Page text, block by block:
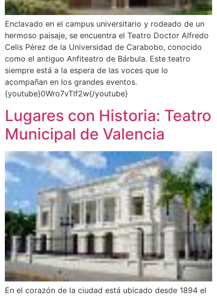
Enclavado en el campus universitario y rodeado de un
hermoso paisaje, se encuentra el Teatro Doctor Alfredo
Celis Pérez de la Universidad de Carabobo, conocido
como el antiguo Anfiteatro de Bárbula. Este teatro
siempre está a la espera de las voces que lo
acompañan en los grandes eventos.
{youtube}0Wro7vTlf2w{/youtube}
Lugares con Historia: Teatro
Municipal de Valencia
En el corazón de la ciudad está ubicado desde 1894 el